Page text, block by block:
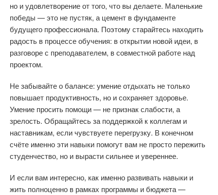
но и удовлетворение от того, что вы делаете. Маленькие
победы — это не пустяк, а цемент в фундаменте
будущего профессионала. Поэтому старайтесь находить
радость в процессе обучения: в открытии новой идеи, в
разговоре с преподавателем, в совместной работе над
проектом.
Не забывайте о балансе: умение отдыхать не только
повышает продуктивность, но и сохраняет здоровье.
Умение просить помощи — не признак слабости, а
зрелость. Обращайтесь за поддержкой к коллегам и
наставникам, если чувствуете перегрузку. В конечном
счёте именно эти навыки помогут вам не просто пережить
студенчество, но и вырасти сильнее и увереннее.
И если вам интересно, как именно развивать навыки и
жить полноценно в рамках программы и бюджета —